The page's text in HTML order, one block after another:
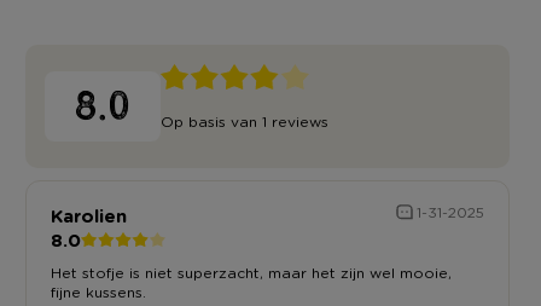
8.0 Op basis van 1 reviews
Karolien 1-31-2025
8.0
Het stofje is niet superzacht, maar het zijn wel mooie,
fijne kussens.